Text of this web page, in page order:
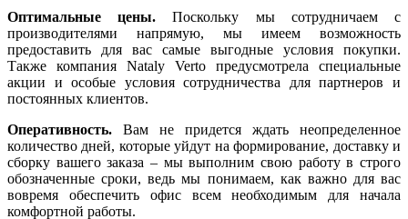
Оптимальные цены.Поскольку мы сотрудничаем с
производителями напрямую, мы имеем возможность
предоставить для вас самые выгодные условия покупки.
Также компания Nataly Verto предусмотрела специальные
акции и особые условия сотрудничества для партнеров и
постоянных клиентов.
Оперативность. Вам не придется ждать неопределенное
количество дней, которые уйдут на формирование, доставку и
сборку вашего заказа – мы выполним свою работу в строго
обозначенные сроки, ведь мы понимаем, как важно для вас
вовремя обеспечить офис всем необходимым для начала
комфортной работы.